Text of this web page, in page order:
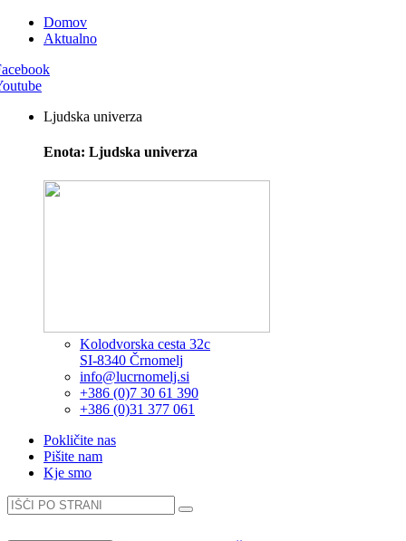
Domov
Aktualno
Ljudska univerza
Enota: Ljudska univerza
Kolodvorska cesta 32c
SI-8340 Črnomelj
info@lucrnomelj.si
+386 (0)7 30 61 390
+386 (0)31 377 061
Pokličite nas
Pišite nam
Kje smo